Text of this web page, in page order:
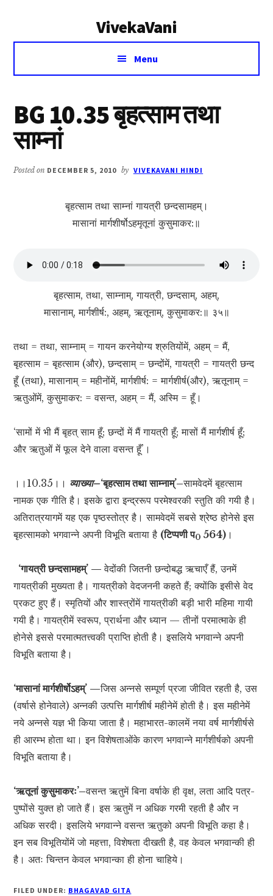
VivekaVani
Voice
Vivekananda
Menu
BG 10.35 बृहत्साम तथा
साम्नां
Posted on DECEMBER 5, 2010 by VIVEKAVANI HINDI
बृहत्साम तथा साम्नां गायत्री छन्दसामहम्।
मासानां मार्गशीर्षोऽह‍‍‍मृतूनां कुसुमाकर:॥
बृहत्साम, तथा, साम्नाम्, गायत्री, छन्दसाम्, अहम्,
मासानाम्, मार्गशीर्ष:, अहम्, ऋतूनाम्, कुसुमाकर:॥ ३५॥
तथा = तथा, साम्नाम् = गायन करनेयोग्य श्रुतियोंमें, अहम् = मैं,
बृहत्साम = बृहत्साम (और), छन्दसाम् = छन्दोंमें, गायत्री = गायत्री छन्द
हूँ (तथा), मासानाम् = महीनोंमें, मार्गशीर्ष: = मार्गशीर्ष(और), ऋतूनाम् =
ऋतुओंमें, कुसुमाकर: = वसन्त, अहम् = मैं, अस्मि = हूँ।
‘सामों में भी मैं बृहत् साम हूँ; छन्दों में मैं गायत्री हूँ; मासों मैं मार्गशीर्ष हूँ;
और ऋतुओं में फूल देने वाला वसन्त हूँ’।
।।10.35।। व्याख्या–‘बृहत्साम तथा साम्नाम्’–सामवेदमें बृहत्साम
नामक एक गीति है। इसके द्वारा इन्द्ररूप परमेश्वरकी स्तुति की गयी है।
अतिरात्रयागमें यह एक पृष्ठस्तोत्र है। सामवेदमें सबसे श्रेष्ठ होनेसे इस
बृहत्सामको भगवान्ने अपनी विभूति बताया है (टिप्पणी प0 564) ।
‘गायत्री छन्दसामहम्’ —वेदोंकी जितनी छन्दोबद्ध ऋचाएँ हैं, उनमें
गायत्रीकी मुख्यता है। गायत्रीको वेदजननी कहते हैं; क्योंकि इसीसे वेद
प्रकट हुए हैं। स्मृतियों और शास्त्रोंमें गायत्रीकी बड़ी भारी महिमा गायी
गयी है। गायत्रीमें स्वरूप, प्रार्थना और ध्यान — तीनों परमात्माके ही
होनेसे इससे परमात्मतत्त्वकी प्राप्ति होती है। इसलिये भगवान्ने अपनी
विभूति बताया है।
‘मासानां मार्गशीर्षोऽहम्’ —जिस अन्नसे सम्पूर्ण प्रजा जीवित रहती है, उस
(वर्षासे होनेवाले) अन्नकी उत्पत्ति मार्गशीर्ष महीनेमें होती है। इस महीनेमें
नये अन्नसे यज्ञ भी किया जाता है। महाभारत-कालमें नया वर्ष मार्गशीर्षसे
ही आरम्भ होता था। इन विशेषताओंके कारण भगवान्ने मार्गशीर्षको अपनी
विभूति बताया है।
‘ऋतूनां कुसुमाकरः’–वसन्त ऋतुमें बिना वर्षाके ही वृक्ष, लता आदि पत्र-
पुष्पोंसे युक्त हो जाते हैं। इस ऋतुमें न अधिक गरमी रहती है और न
अधिक सरदी। इसलिये भगवान्ने वसन्त ऋतुको अपनी विभूति कहा है।
इन सब विभूतियोंमें जो महत्ता, विशेषता दीखती है, वह केवल भगवान्की ही
है। अतः चिन्तन केवल भगवान्का ही होना चाहिये।
FILED UNDER: BHAGAVAD GITA